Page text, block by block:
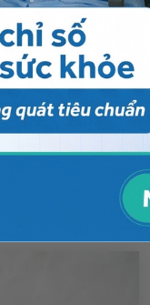
VỤhoặc đặt
quản lý, theo dõi